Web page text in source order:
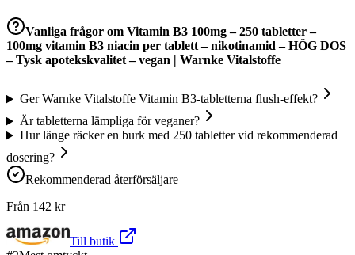
Vanliga frågor om Vitamin B3 100mg – 250 tabletter –
100mg vitamin B3 niacin per tablett – nikotinamid – HÖG DOS
– Tysk apotekskvalitet – vegan | Warnke Vitalstoffe
Ger Warnke Vitalstoffe Vitamin B3-tabletterna flush-effekt?
Är tabletterna lämpliga för veganer?
Hur länge räcker en burk med 250 tabletter vid rekommenderad
dosering?
Rekommenderad återförsäljare
Från 142 kr
Till butik